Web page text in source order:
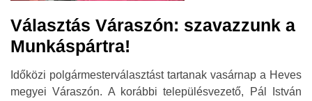
Választás Váraszón: szavazzunk a
Munkáspártra!
Időközi polgármesterválasztást tartanak vasárnap a Heves
megyei Váraszón. A korábbi településvezető, Pál István